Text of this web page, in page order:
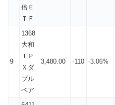
倍Ｅ
ＴＦ
9
1368
大和
ＴＰ
Ｘダ
ブル
ベア
3,480.00 -110 -3.06%